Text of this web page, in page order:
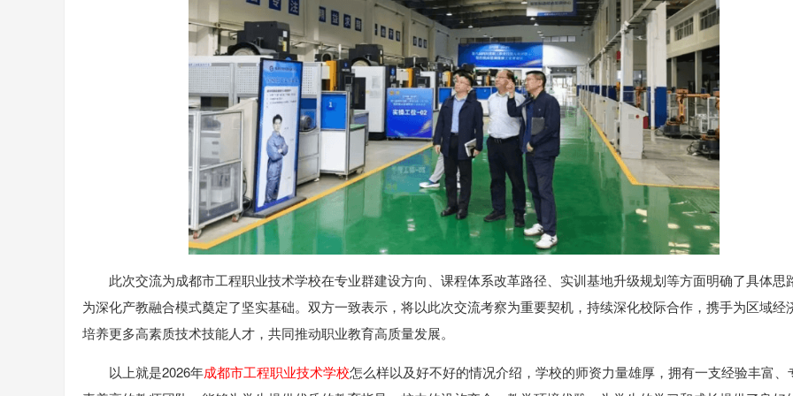
此次交流为成都市工程职业技术学校在专业群建设方向、课程体系改革路径、实训基地升级规划等方面明确了具体思
为深化产教融合模式奠定了坚实基础。双方一致表示，将以此次交流考察为重要契机，持续深化校际合作，携手为区域经
培养更多高素质技术技能人才，共同推动职业教育高质量发展。
以上就是2026年成都市工程职业技术学校怎么样以及好不好的情况介绍，学校的师资力量雄厚，拥有一支经验丰富、